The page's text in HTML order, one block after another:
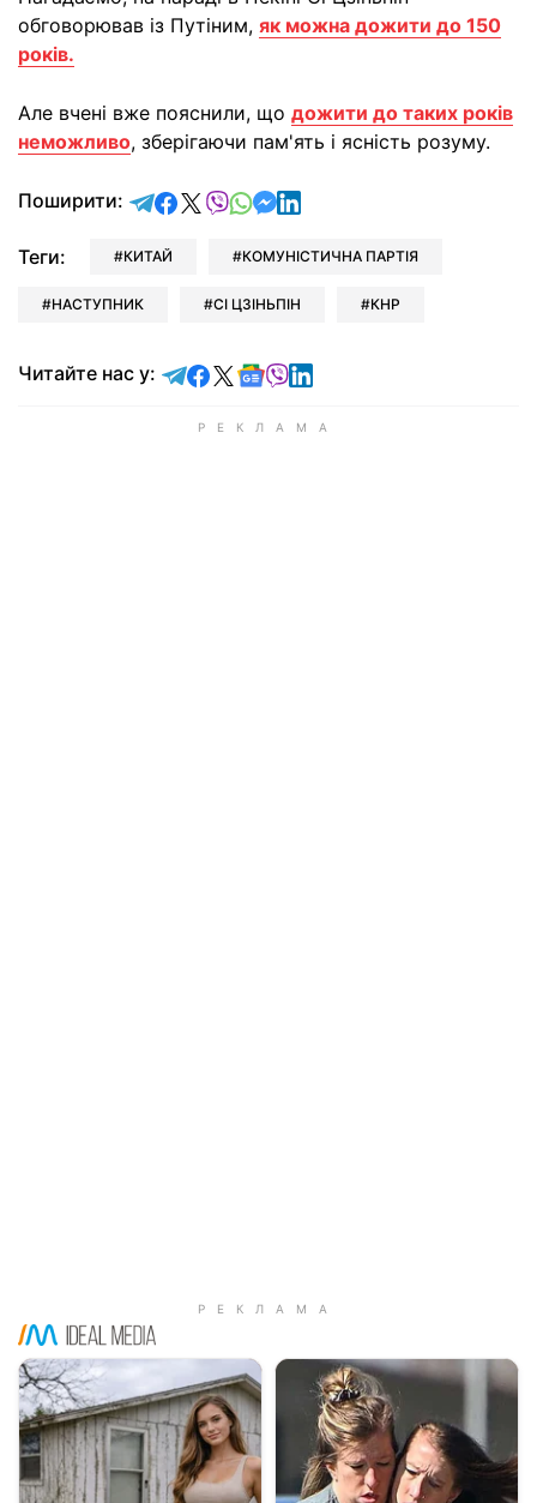
обговорював із Путіним, як можна дожити до 150
років.
Але вчені вже пояснили, що дожити до таких років
неможливо, зберігаючи пам'ять і ясність розуму.
Поширити: відправити у Telegram
поділитись у Facebook
поділитись у X
відправити у Viber
відправити у Whatsapp
відправити у Messenger
відправити у LinkedIn
Теги: КИТАЙ КОМУНІСТИЧНА ПАРТІЯ
НАСТУПНИК СІ ЦЗІНЬПІН КНР
Читайте нас у: Читайте у Telegram
Читайте у Facebook
Читайте у X
Читайте у Google news
Читайте у Viber
Читайте у LinkedIn